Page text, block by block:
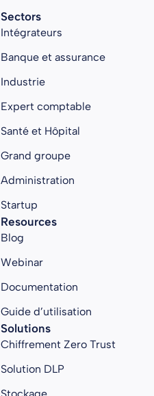
Sectors
Intégrateurs
Banque et assurance
Industrie
Expert comptable
Santé et Hôpital
Grand groupe
Administration
Startup
Resources
Blog
Webinar
Documentation
Guide d’utilisation
Solutions
Chiffrement Zero Trust
Solution DLP